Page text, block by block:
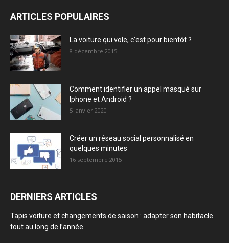
ARTICLES POPULAIRES
La voiture qui vole, c’est pour bientôt ?
8 décembre 2015
Comment identifier un appel masqué sur
Iphone et Android ?
5 janvier 2020
Créer un réseau social personnalisé en
quelques minutes
16 septembre 2015
DERNIERS ARTICLES
Tapis voiture et changements de saison : adapter son habitacle
tout au long de l’année